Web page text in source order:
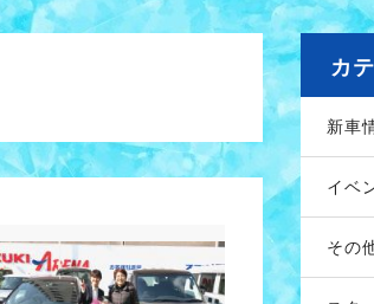
カ
新車
イベ
その